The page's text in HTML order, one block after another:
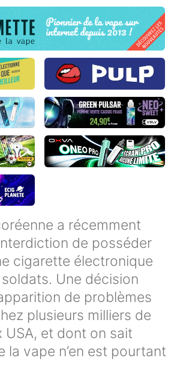
a récemment
de posséder
cigarette électronique
Une décision
de problèmes
plusieurs milliers de
USA, et dont on sait
la vape n’en est pourtant